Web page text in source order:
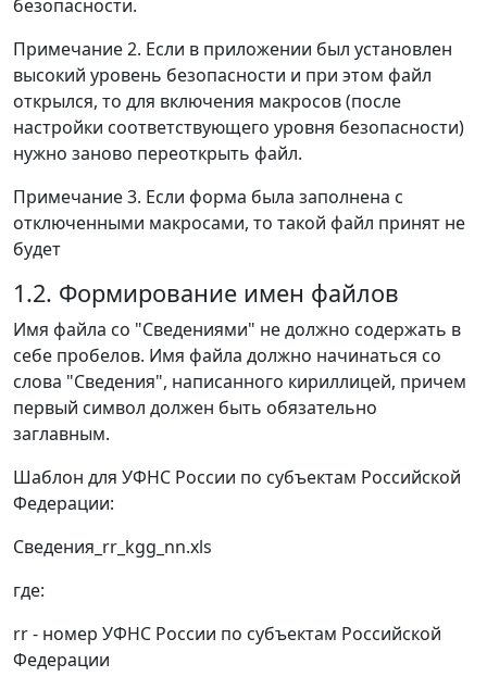
безопасности.
Примечание 2. Если в приложении был установлен
высокий уровень безопасности и при этом файл
открылся, то для включения макросов (после
настройки соответствующего уровня безопасности)
нужно заново переоткрыть файл.
Примечание 3. Если форма была заполнена с
отключенными макросами, то такой файл принят не
будет
1.2. Формирование имен файлов
Имя файла со "Сведениями" не должно содержать в
себе пробелов. Имя файла должно начинаться со
слова "Сведения", написанного кириллицей, причем
первый символ должен быть обязательно
заглавным.
Шаблон для УФНС России по субъектам Российской
Федерации:
Сведения_rr_kgg_nn.xls
где:
rr - номер УФНС России по субъектам Российской
Федерации